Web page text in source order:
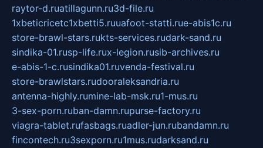
raytor-d.ruatillagunn.ru3d-file.ru
1xbeticricetc1xbetti5.ruuafoot-statti.rue-abis1c.ru
store-brawl-stars.rukts-services.rudark-sand.ru
sindika-01.rusp-life.rux-legion.rusib-archives.ru
e-abis-1-c.rusindika01.ruvenda-festival.ru
store-brawlstars.rudooraleksandria.ru
antenna-highly.rumine-lab-msk.ru1-mus.ru
3-sex-porn.ruban-damn.rupurse-factory.ru
viagra-tablet.rufasbags.ruadler-jun.rubandamn.ru
fincontech.ru3sexporn.ru1mus.rudarksand.ru